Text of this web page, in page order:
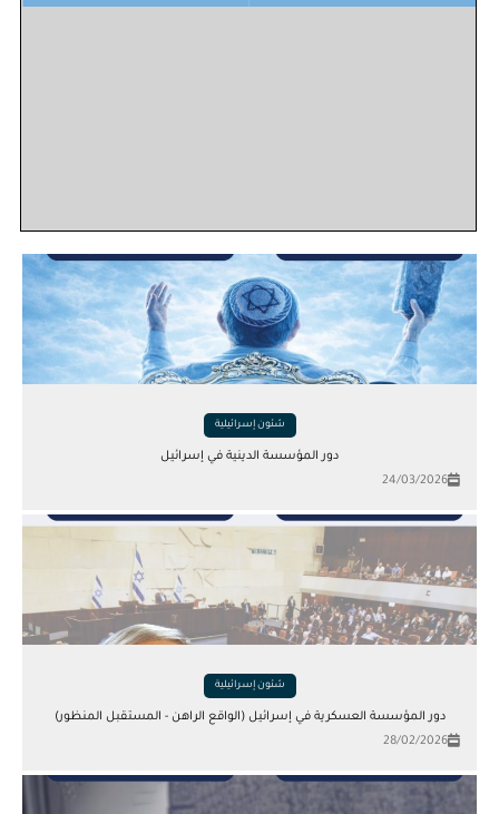
شئون إسرائيلية
دور المؤسسة الدينية في إسرائيل
24/03/2026
شئون إسرائيلية
دور المؤسسة العسكرية في إسرائيل (الواقع الراهن - المستقبل المنظور)
28/02/2026